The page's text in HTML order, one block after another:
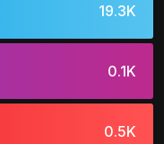
19.3K
0.1K
0.5K